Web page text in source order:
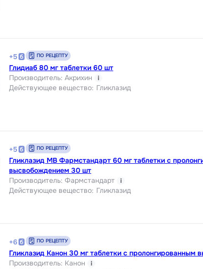
+5 ПО РЕЦЕПТУ
Глидиаб 80 мг таблетки 60 шт
Производитель: Акрихин i
Действующее вещество: Гликлазид
+5 ПО РЕЦЕПТУ
Гликлазид МВ Фармстандарт 60 мг таблетки с
высвобождением 30 шт
Производитель: Фармстандарт i
Действующее вещество: Гликлазид
+6 ПО РЕЦЕПТУ
Гликлазид Канон 30 мг таблетки с пролонгированным
Производитель: Канон i